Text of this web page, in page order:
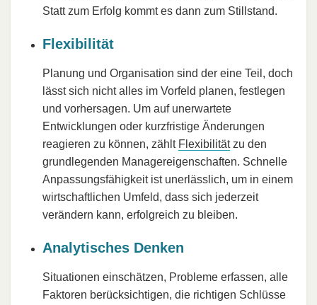
Statt zum Erfolg kommt es dann zum Stillstand.
Flexibilität
Planung und Organisation sind der eine Teil, doch
lässt sich nicht alles im Vorfeld planen, festlegen
und vorhersagen. Um auf unerwartete
Entwicklungen oder kurzfristige Änderungen
reagieren zu können, zählt Flexibilitätzu den
grundlegenden Managereigenschaften. Schnelle
Anpassungsfähigkeit ist unerlässlich, um in einem
wirtschaftlichen Umfeld, dass sich jederzeit
verändern kann, erfolgreich zu bleiben.
Analytisches Denken
Situationen einschätzen, Probleme erfassen, alle
Faktoren berücksichtigen, die richtigen Schlüsse